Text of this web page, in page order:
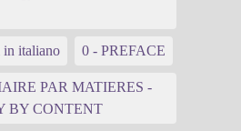
italiano 0 - PREFACE
PAR MATIERES -
BY CONTENT